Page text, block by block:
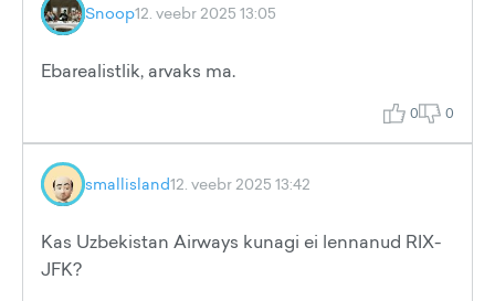
Snoop12. veebr 2025 13:05
Ebarealistlik, arvaks ma.
0 0
smallisland12. veebr 2025 13:42
Kas Uzbekistan Airways kunagi ei lennanud RIX-
JFK?